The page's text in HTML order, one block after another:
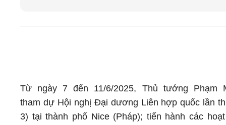
Từ ngày 7 đến 11/6/2025, Thủ tướng Phạm
tham dự Hội nghị Đại dương Liên hợp quốc lần
3) tại thành phố Nice (Pháp); tiến hành các